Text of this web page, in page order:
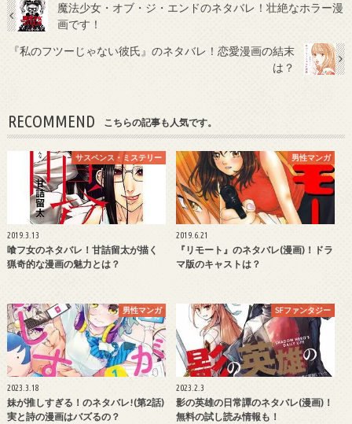
魔法少女・オブ・ジ・エンドのネタバレ！壮絶なホラー漫
画です！
『私のフツーじゃない彼氏』のネタバレ！恋愛漫画の結末
は？
RECOMMEND こちらの記事も人気です。
サスペンス・ミステリー
2019.3.13
喰フ女のネタバレ！甘詰留太が描く
猟奇的な漫画の魅力とは？
男性マンガ
2019.6.21
『リモート』のネタバレ(漫画)！ドラ
マ版のキャストは？
男性マンガ
2023.3.18
妹が推しすぎる！のネタバレ!(第2話)
実と詩の漫画はバズるの？
SFファンタジー
2023.2.3
影の英雄の日常譚のネタバレ(漫画)！
無料の試し読み情報も！